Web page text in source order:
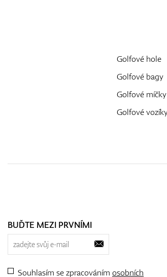
Golfové hole
Golfové bagy
Golfové míčky
Golfové
BUĎTE MEZI PRVNÍMI
Souhlasím se zpracováním osobních